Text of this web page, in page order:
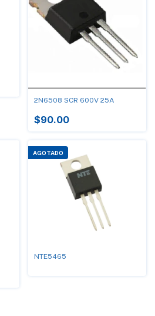
2N6508 SCR 600V 25A
$90.00
AGOTADO
NTE5465